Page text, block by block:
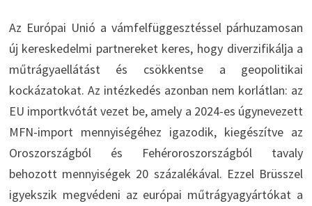
Az Európai Unió a vámfelfüggesztéssel párhuzamosan
új kereskedelmi partnereket keres, hogy diverzifikálja a
műtrágyaellátást és csökkentse a geopolitikai
kockázatokat. Az intézkedés azonban nem korlátlan: az
EU importkvótát vezet be, amely a 2024-es úgynevezett
MFN-import mennyiségéhez igazodik, kiegészítve az
Oroszországból és Fehéroroszországból tavaly
behozott mennyiségek 20 százalékával. Ezzel Brüsszel
igyekszik megvédeni az európai műtrágyagyártókat a